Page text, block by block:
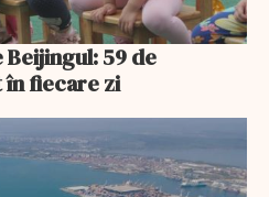
59 de
fiecare zi